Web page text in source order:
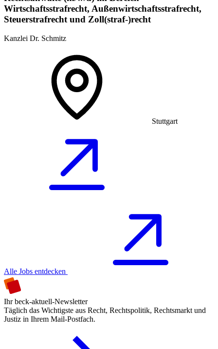
Wirtschaftsstrafrecht, Außenwirtschaftsstrafrecht,
Steuerstrafrecht und Zoll(straf-)recht
Kanzlei Dr. Schmitz
Stuttgart
Alle Jobs entdecken
Ihr beck-aktuell-Newsletter
Täglich das Wichtigste aus Recht, Rechtspolitik, Rechtsmarkt und
Justiz in Ihrem Mail-Postfach.